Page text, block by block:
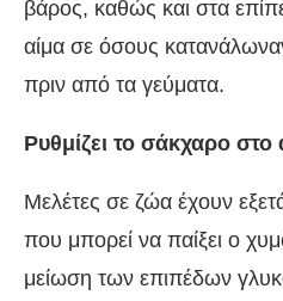
βάρος, καθώς και στα
αίμα σε όσους
πριν από τα γεύματα.
Ρυθμίζει το σάκχαρο στο
Μελέτες σε ζώα έχουν
που μπορεί να παίξει ο
μείωση των επιπέδων